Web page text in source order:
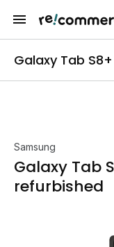
Galaxy Tab S8+
Samsung
Galaxy Tab
refurbished